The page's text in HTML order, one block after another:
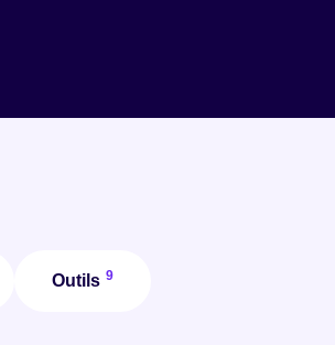
Outils 9